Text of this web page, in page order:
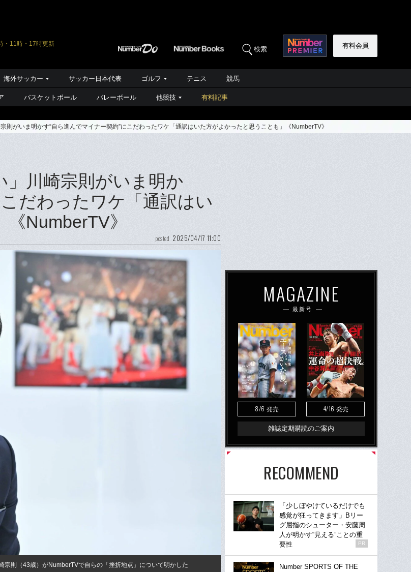
・11時・17時更新
検索 有料会員
海外サッカー サッカー日本代表 ゴルフ テニス 競馬
バスケットボール バレーボール 他競技 有料記事
則がいま明かす“自ら進んでマイナー契約”にこだわったワケ「通訳はいた方がよかったと思うことも」《NumberTV》
」川崎宗則がいま明か
だわったワケ「通訳はい
NumberTV》
posted 2025/04/17 11:00
宗則（43歳）がNumberTVで自らの「挫折地点」について明かした
MAGAZINE
最新号
8/6 発売 4/16 発売
雑誌定期購読のご案内
RECOMMEND
「少しぼやけているだけでも
感覚が狂ってきます」Bリー
グ屈指のシューター・安藤周
人が明かす“見える”ことの重
要性
PR
Number SPORTS OF THE